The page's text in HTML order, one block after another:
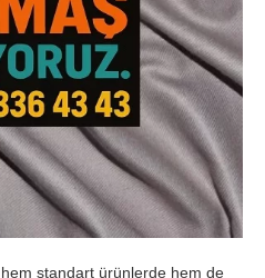
standart ürünlerde hem de